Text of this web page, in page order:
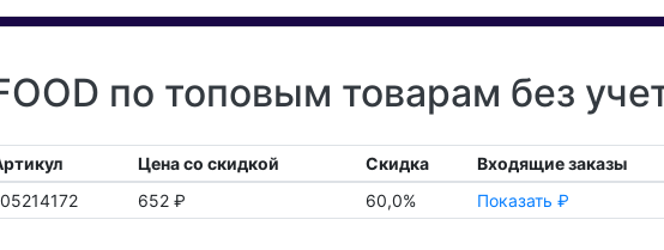
по топовым товарам без
Цена со скидкой Скидка Входящие заказы
652 ₽ 60,0% Показать ₽